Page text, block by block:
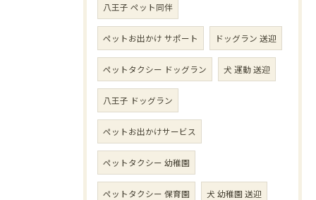
八王子 ペット同伴
ペットお出かけ サポート ドッグラン 送迎
ペットタクシー ドッグラン 犬 運動 送迎
八王子 ドッグラン
ペットお出かけサービス
ペットタクシー 幼稚園
ペットタクシー 保育園 犬 幼稚園 送迎